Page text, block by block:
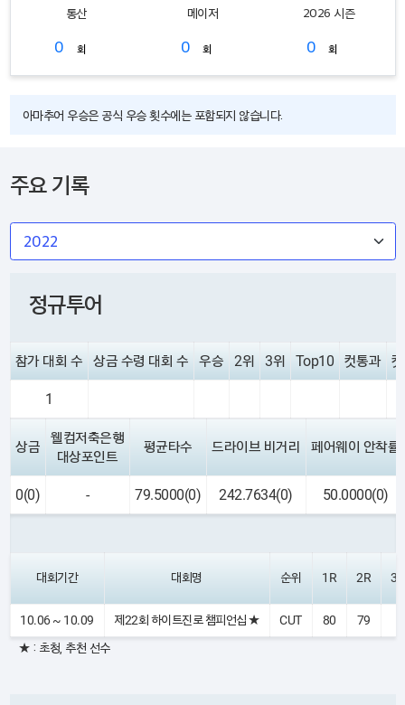
통산
0 회
메이저
0 회
2026 시즌
0 회
아마추어 우승은 공식 우승 횟수에는 포함되지 않습니다.
주요 기록
정규투어
참가 대회 수 상금 수령 대회 수 우승 2위 3위 Top10 컷통과
1
상금
웰컴저축은행
대상포인트
평균타수 드라이브 비거리 페어웨이 안착률
0(0) - 79.5000(0) 242.7634(0) 50.0000(0)
대회기간 대회명 순위 1R 2R 3R
10.06 ~ 10.09 제22회 하이트진로 챔피언십 ★ CUT 80 79
★ : 초청, 추천 선수